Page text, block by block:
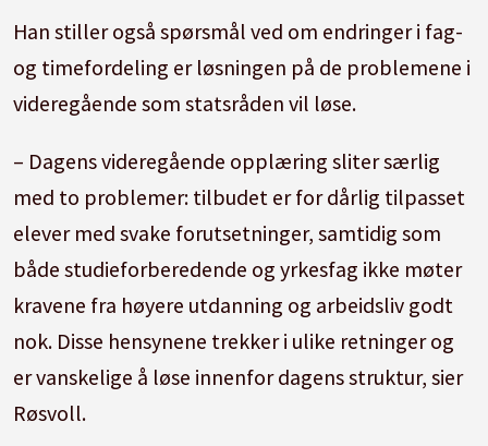
Han stiller også spørsmål ved om endringer i fag-
og timefordeling er løsningen på de problemene i
videregående som statsråden vil løse.
– Dagens videregående opplæring sliter særlig
med to problemer: tilbudet er for dårlig tilpasset
elever med svake forutsetninger, samtidig som
både studieforberedende og yrkesfag ikke møter
kravene fra høyere utdanning og arbeidsliv godt
nok. Disse hensynene trekker i ulike retninger og
er vanskelige å løse innenfor dagens struktur, sier
Røsvoll.